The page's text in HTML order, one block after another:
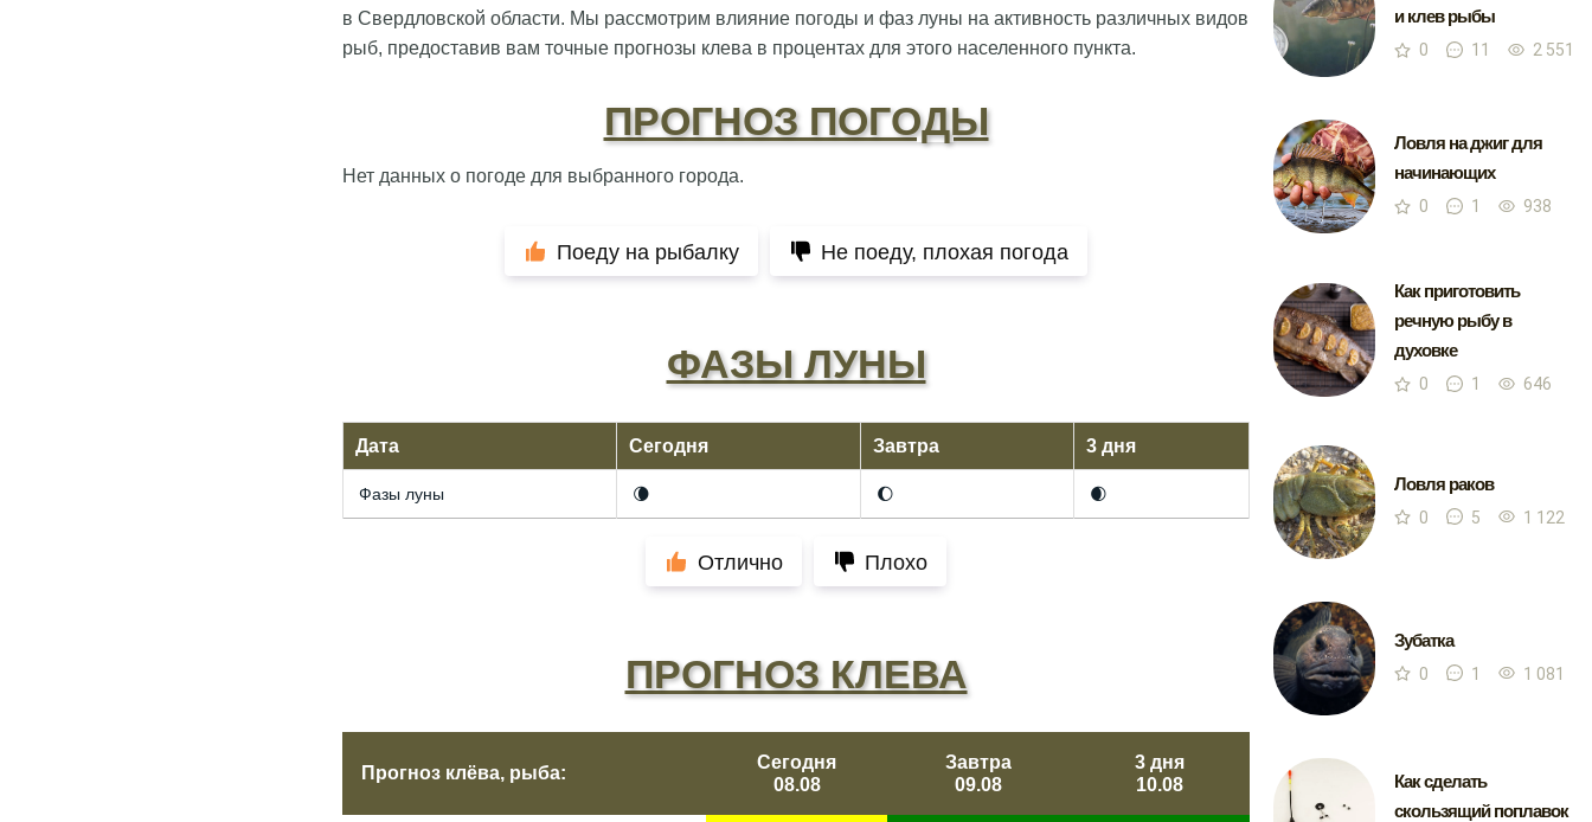
в Свердловской области. Мы рассмотрим влияние погоды и фаз луны на активность различных видов
рыб, предоставив вам точные прогнозы клева в процентах для этого населенного пункта.
ПРОГНОЗ ПОГОДЫ
Нет данных о погоде для выбранного города.
Поеду на рыбалку Не поеду, плохая погода
ФАЗЫ ЛУНЫ
Дата Сегодня Завтра 3 дня
Фазы луны 🌘 🌔 🌒
Отлично Плохо
ПРОГНОЗ КЛЕВА
Прогноз клёва, рыба:
Сегодня
08.08
Завтра
09.08
3 дня
10.08
и клев рыбы
0 11 2 551
Ловля на джиг для
начинающих
0 1 938
Как приготовить
речную рыбу в
духовке
0 1 646
Ловля раков
0 5 1 122
Зубатка
0 1 1 081
Как сделать
скользящий поплавок